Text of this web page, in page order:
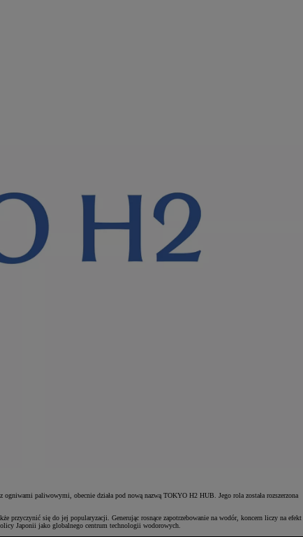
paliwowymi, obecnie działa pod nową nazwą TOKYO H2 HUB. Jego rola została rozszerzona
się do jej popularyzacji. Generując rosnące zapotrzebowanie na wodór, koncern liczy na efekt
Japonii jako globalnego centrum technologii wodorowych.